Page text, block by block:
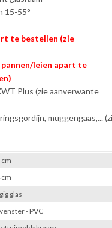
15-55°
te bestellen (zie
leien apart te
Plus (zie aanverwante
muggengaas,...
cm
cm
glas
- PVC